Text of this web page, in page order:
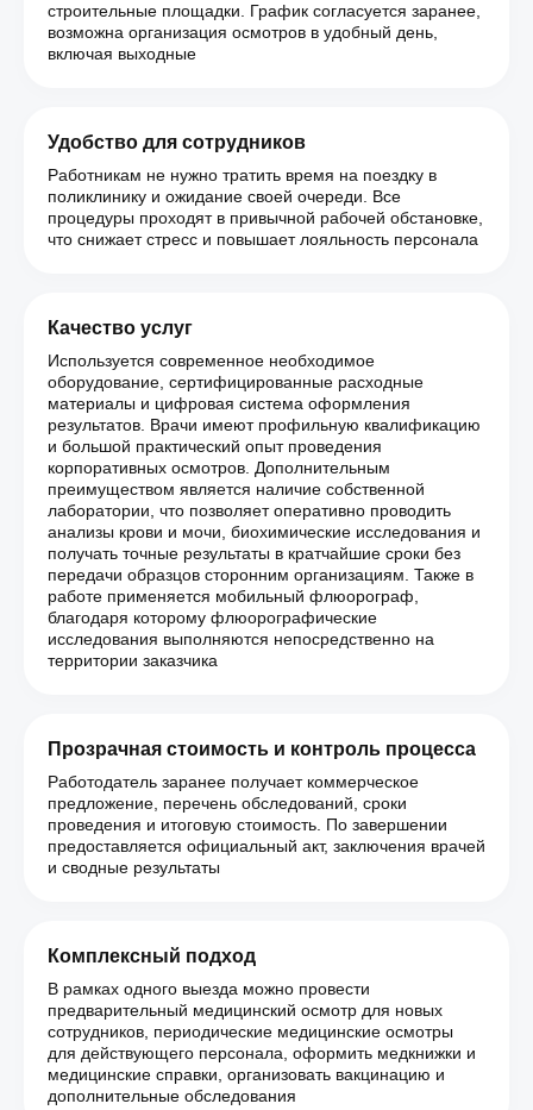
строительные площадки. График согласуется заранее,
возможна организация осмотров в удобный день,
включая выходные
Удобство для сотрудников
Работникам не нужно тратить время на поездку в
поликлинику и ожидание своей очереди. Все
процедуры проходят в привычной рабочей обстановке,
что снижает стресс и повышает лояльность персонала
Качество услуг
Используется современное необходимое
оборудование, сертифицированные расходные
материалы и цифровая система оформления
результатов. Врачи имеют профильную квалификацию
и большой практический опыт проведения
корпоративных осмотров. Дополнительным
преимуществом является наличие собственной
лаборатории, что позволяет оперативно проводить
анализы крови и мочи, биохимические исследования и
получать точные результаты в кратчайшие сроки без
передачи образцов сторонним организациям. Также в
работе применяется мобильный флюорограф,
благодаря которому флюорографические
исследования выполняются непосредственно на
территории заказчика
Прозрачная стоимость и контроль процесса
Работодатель заранее получает коммерческое
предложение, перечень обследований, сроки
проведения и итоговую стоимость. По завершении
предоставляется официальный акт, заключения врачей
и сводные результаты
Комплексный подход
В рамках одного выезда можно провести
предварительный медицинский осмотр для новых
сотрудников, периодические медицинские осмотры
для действующего персонала, оформить медкнижки и
медицинские справки, организовать вакцинацию и
дополнительные обследования